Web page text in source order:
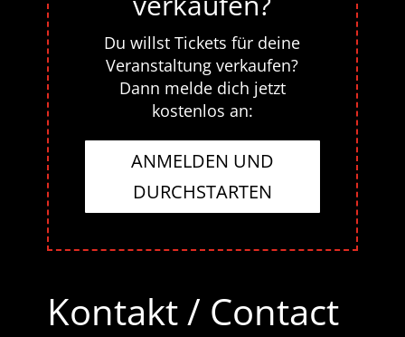
Du willst Tickets für deine
Veranstaltung verkaufen?
Dann melde dich jetzt
kostenlos an:
ANMELDEN UND
DURCHSTARTEN
Kontakt / Contact